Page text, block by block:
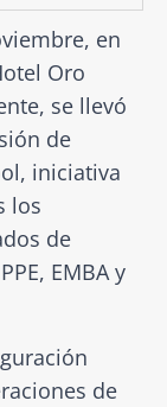
en
Oro
se llevó
de
iniciativa
los
de
EMBA y
de